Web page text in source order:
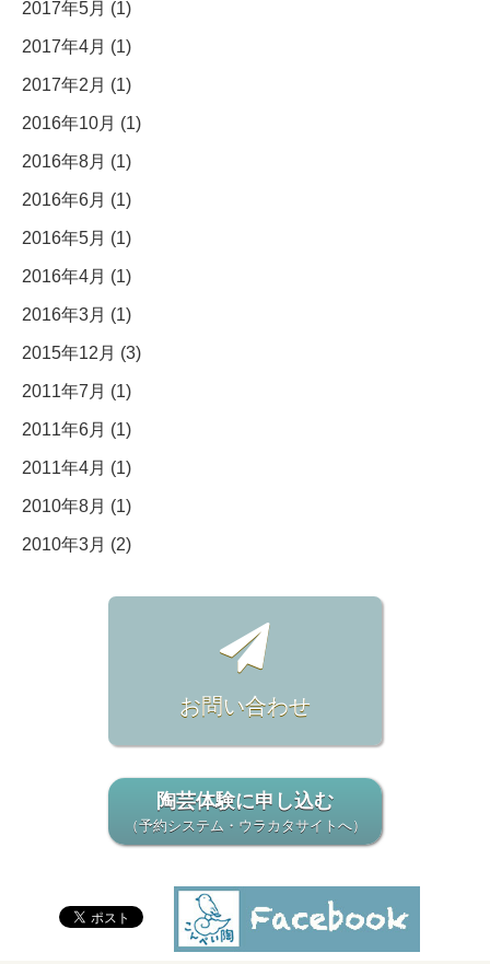
2017年5月 (1)
2017年4月 (1)
2017年2月 (1)
2016年10月 (1)
2016年8月 (1)
2016年6月 (1)
2016年5月 (1)
2016年4月 (1)
2016年3月 (1)
2015年12月 (3)
2011年7月 (1)
2011年6月 (1)
2011年4月 (1)
2010年8月 (1)
2010年3月 (2)
お問い合わせ
陶芸体験に申し込む
（予約システム・ウラカタサイトへ）